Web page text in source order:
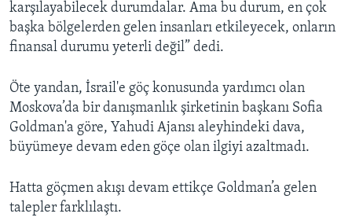
karşılayabilecek durumdalar. Ama bu durum, en çok
başka bölgelerden gelen insanları etkileyecek, onların
finansal durumu yeterli değil” dedi.
Öte yandan, İsrail'e göç konusunda yardımcı olan
Moskova’da bir danışmanlık şirketinin başkanı Sofia
Goldman'a göre, Yahudi Ajansı aleyhindeki dava,
büyümeye devam eden göçe olan ilgiyi azaltmadı.
Hatta göçmen akışı devam ettikçe Goldman’a gelen
talepler farklılaştı.